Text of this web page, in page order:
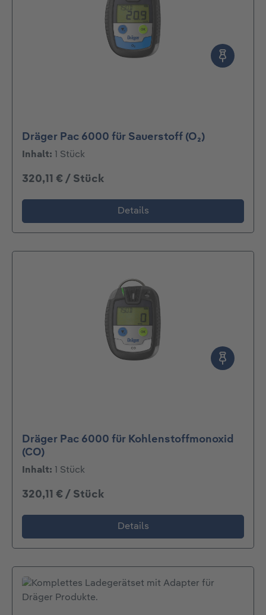
Dräger Pac 6000 für Sauerstoff (O₂)
Inhalt: 1 Stück
320,11 € / Stück
Details
Dräger Pac 6000 für Kohlenstoffmonoxid
(CO)
Inhalt: 1 Stück
320,11 € / Stück
Details